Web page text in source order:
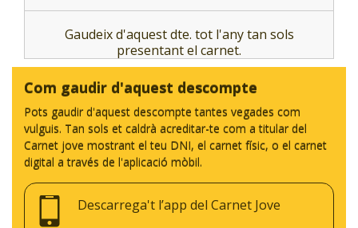
Gaudeix d'aquest dte. tot l'any tan sols
presentant el carnet.
Com gaudir d'aquest descompte
Pots gaudir d'aquest descompte tantes vegades com
vulguis. Tan sols et caldrà acreditar-te com a titular del
Carnet jove mostrant el teu DNI, el carnet físic, o el carnet
digital a través de l'aplicació mòbil.
Descarrega't l’app del Carnet Jove